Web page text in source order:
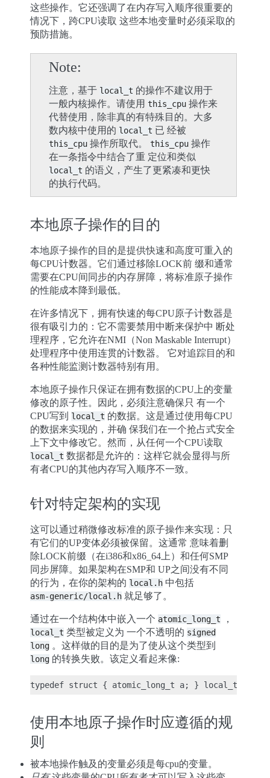
这些操作。它还强调了在内存写入顺序很重要的
情况下，跨CPU读取 这些本地变量时必须采取的
预防措施。
Note
注意，基于 local_t 的操作不建议用于
一般内核操作。请使用 this_cpu 操作来
代替使用，除非真的有特殊目的。大多
数内核中使用的 local_t 已 经被
this_cpu 操作所取代。 this_cpu 操作
在一条指令中结合了重 定位和类似
local_t 的语义，产生了更紧凑和更快
的执行代码。
本地原子操作的目的
本地原子操作的目的是提供快速和高度可重入的
每CPU计数器。它们通过移除LOCK前 缀和通常
需要在CPU间同步的内存屏障，将标准原子操作
的性能成本降到最低。
在许多情况下，拥有快速的每CPU原子计数器是
很有吸引力的：它不需要禁用中断来保护中 断处
理程序，它允许在NMI（Non Maskable Interrupt）
处理程序中使用连贯的计数器。 它对追踪目的和
各种性能监测计数器特别有用。
本地原子操作只保证在拥有数据的CPU上的变量
修改的原子性。因此，必须注意确保只 有一个
CPU写到 local_t 的数据。这是通过使用每CPU
的数据来实现的，并确 保我们在一个抢占式安全
上下文中修改它。然而，从任何一个CPU读取
local_t 数据都是允许的：这样它就会显得与所
有者CPU的其他内存写入顺序不一致。
针对特定架构的实现
这可以通过稍微修改标准的原子操作来实现：只
有它们的UP变体必须被保留。这通常 意味着删
除LOCK前缀（在i386和x86_64上）和任何SMP
同步屏障。如果架构在SMP和 UP之间没有不同
的行为，在你的架构的 local.h 中包括
asm-generic/local.h 就足够了。
通过在一个结构体中嵌入一个 atomic_long_t ，
local_t 类型被定义为 一个不透明的 signed
long 。这样做的目的是为了使从这个类型到
long 的转换失败。该定义看起来像:
使用本地原子操作时应遵循的规
则
被本地操作触及的变量必须是每cpu的变量。